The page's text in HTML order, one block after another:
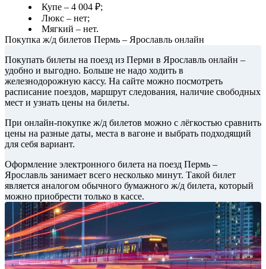
Купе – 4 004 ₽;
Люкс – нет;
Мягкий – нет.
Покупка ж/д билетов Пермь – Ярославль онлайн
Покупать билеты на поезд из Перми в Ярославль онлайн –
удобно и выгодно. Больше не надо ходить в
железнодорожную кассу. На сайте можно посмотреть
расписание поездов, маршрут следования, наличие свободных
мест и узнать цены на билеты.
При онлайн-покупке ж/д билетов можно с лёгкостью сравнить
цены на разные даты, места в вагоне и выбрать подходящий
для себя вариант.
Оформление электронного билета на поезд Пермь –
Ярославль занимает всего несколько минут. Такой билет
является аналогом обычного бумажного ж/д билета, который
можно приобрести только в кассе.